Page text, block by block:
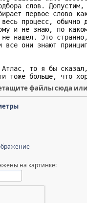
файлы сюда
на картинке: